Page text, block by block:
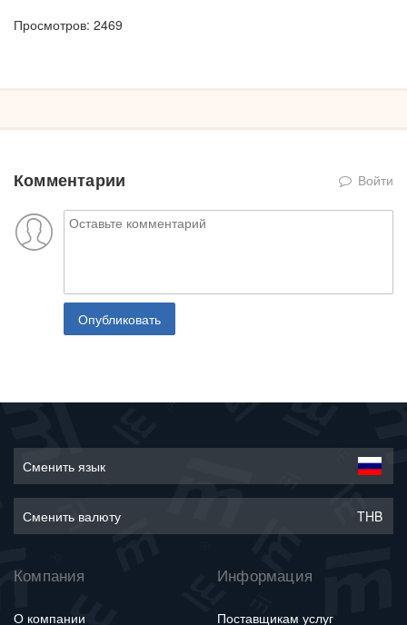
Просмотров: 2469
Комментарии Войти
Опубликовать
Сменить язык
Сменить валюту THB
Компания
О компании
Информация
Поставщикам услуг